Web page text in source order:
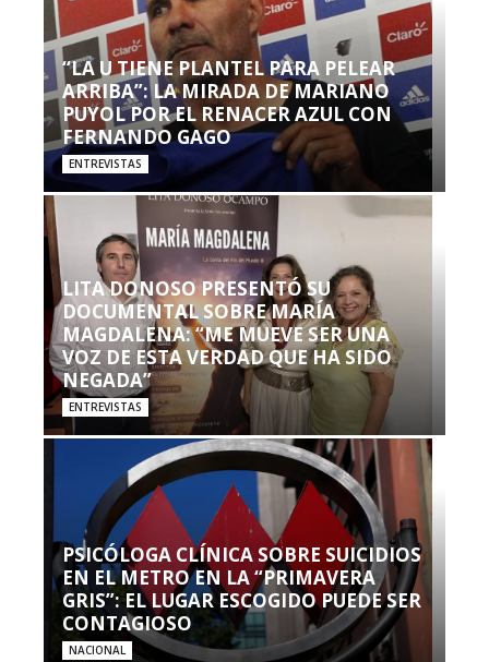
“LA U TIENE PLANTEL PARA PELEAR
ARRIBA”: LA MIRADA DE MARIANO
PUYOL POR EL RENACER AZUL CON
FERNANDO GAGO
ENTREVISTAS
LITA DONOSO PRESENTÓ SU
DOCUMENTAL SOBRE MARÍA
MAGDALENA: “ME MUEVE SER UNA
VOZ DE ESTA VERDAD QUE HA SIDO
NEGADA”
ENTREVISTAS
PSICÓLOGA CLÍNICA SOBRE SUICIDIOS
EN EL METRO EN LA “PRIMAVERA
GRIS”: EL LUGAR ESCOGIDO PUEDE SER
CONTAGIOSO
NACIONAL